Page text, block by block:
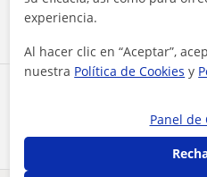
experiencia.
Al hacer clic en “Aceptar”,
nuestra Política de Cookies y
Panel de